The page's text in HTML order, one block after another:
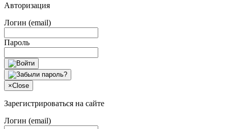
Авторизация
Логин (email)
Пароль
×Close
Зарегистрироваться на сайте
Логин (email)